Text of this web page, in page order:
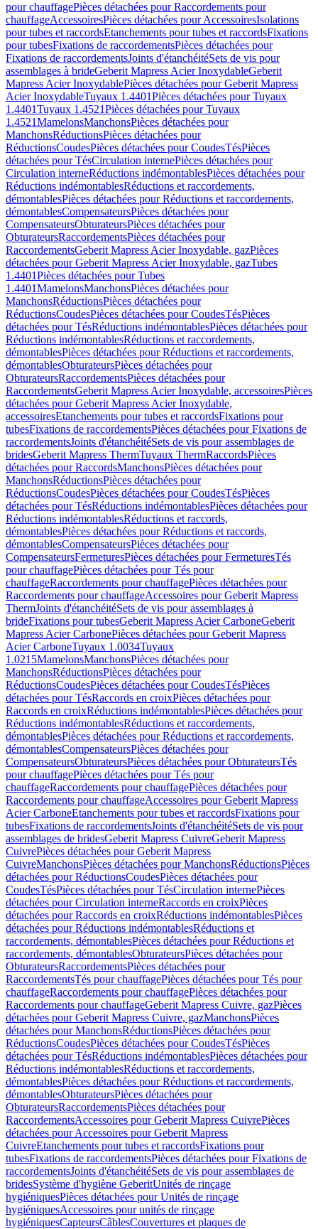
pour chauffagePièces détachées pour Raccordements pour
chauffageAccessoiresPièces détachées pour AccessoiresIsolations
pour tubes et raccordsEtanchements pour tubes et raccordsFixations
pour tubesFixations de raccordementsPièces détachées pour
Fixations de raccordementsJoints d'étanchéitéSets de vis pour
assemblages à brideGeberit Mapress Acier InoxydableGeberit
Mapress Acier InoxydablePièces détachées pour Geberit Mapress
Acier InoxydableTuyaux 1.4401Pièces détachées pour Tuyaux
1.4401Tuyaux 1.4521Pièces détachées pour Tuyaux
1.4521MamelonsManchonsPièces détachées pour
ManchonsRéductionsPièces détachées pour
RéductionsCoudesPièces détachées pour CoudesTésPièces
détachées pour TésCirculation internePièces détachées pour
Circulation interneRéductions indémontablesPièces détachées pour
Réductions indémontablesRéductions et raccordements,
démontablesPièces détachées pour Réductions et raccordements,
démontablesCompensateursPièces détachées pour
CompensateursObturateursPièces détachées pour
ObturateursRaccordementsPièces détachées pour
RaccordementsGeberit Mapress Acier Inoxydable, gazPièces
détachées pour Geberit Mapress Acier Inoxydable, gazTubes
1.4401Pièces détachées pour Tubes
1.4401MamelonsManchonsPièces détachées pour
ManchonsRéductionsPièces détachées pour
RéductionsCoudesPièces détachées pour CoudesTésPièces
détachées pour TésRéductions indémontablesPièces détachées pour
Réductions indémontablesRéductions et raccordements,
démontablesPièces détachées pour Réductions et raccordements,
démontablesObturateursPièces détachées pour
ObturateursRaccordementsPièces détachées pour
RaccordementsGeberit Mapress Acier Inoxydable, accessoiresPièces
détachées pour Geberit Mapress Acier Inoxydable,
accessoiresEtanchements pour tubes et raccordsFixations pour
tubesFixations de raccordementsPièces détachées pour Fixations de
raccordementsJoints d'étanchéitéSets de vis pour assemblages de
bridesGeberit Mapress ThermTuyaux ThermRaccordsPièces
détachées pour RaccordsManchonsPièces détachées pour
ManchonsRéductionsPièces détachées pour
RéductionsCoudesPièces détachées pour CoudesTésPièces
détachées pour TésRéductions indémontablesPièces détachées pour
Réductions indémontablesRéductions et raccords,
démontablesPièces détachées pour Réductions et raccords,
démontablesCompensateursPièces détachées pour
CompensateursFermeturesPièces détachées pour FermeturesTés
pour chauffagePièces détachées pour Tés pour
chauffageRaccordements pour chauffagePièces détachées pour
Raccordements pour chauffageAccessoires pour Geberit Mapress
ThermJoints d'étanchéitéSets de vis pour assemblages à
brideFixations pour tubesGeberit Mapress Acier CarboneGeberit
Mapress Acier CarbonePièces détachées pour Geberit Mapress
Acier CarboneTuyaux 1.0034Tuyaux
1.0215MamelonsManchonsPièces détachées pour
ManchonsRéductionsPièces détachées pour
RéductionsCoudesPièces détachées pour CoudesTésPièces
détachées pour TésRaccords en croixPièces détachées pour
Raccords en croixRéductions indémontablesPièces détachées pour
Réductions indémontablesRéductions et raccordements,
démontablesPièces détachées pour Réductions et raccordements,
démontablesCompensateursPièces détachées pour
CompensateursObturateursPièces détachées pour ObturateursTés
pour chauffagePièces détachées pour Tés pour
chauffageRaccordements pour chauffagePièces détachées pour
Raccordements pour chauffageAccessoires pour Geberit Mapress
Acier CarboneEtanchements pour tubes et raccordsFixations pour
tubesFixations de raccordementsJoints d'étanchéitéSets de vis pour
assemblages de bridesGeberit Mapress CuivreGeberit Mapress
CuivrePièces détachées pour Geberit Mapress
CuivreManchonsPièces détachées pour ManchonsRéductionsPièces
détachées pour RéductionsCoudesPièces détachées pour
CoudesTésPièces détachées pour TésCirculation internePièces
détachées pour Circulation interneRaccords en croixPièces
détachées pour Raccords en croixRéductions indémontablesPièces
détachées pour Réductions indémontablesRéductions et
raccordements, démontablesPièces détachées pour Réductions et
raccordements, démontablesObturateursPièces détachées pour
ObturateursRaccordementsPièces détachées pour
RaccordementsTés pour chauffagePièces détachées pour Tés pour
chauffageRaccordements pour chauffagePièces détachées pour
Raccordements pour chauffageGeberit Mapress Cuivre, gazPièces
détachées pour Geberit Mapress Cuivre, gazManchonsPièces
détachées pour ManchonsRéductionsPièces détachées pour
RéductionsCoudesPièces détachées pour CoudesTésPièces
détachées pour TésRéductions indémontablesPièces détachées pour
Réductions indémontablesRéductions et raccordements,
démontablesPièces détachées pour Réductions et raccordements,
démontablesObturateursPièces détachées pour
ObturateursRaccordementsPièces détachées pour
RaccordementsAccessoires pour Geberit Mapress CuivrePièces
détachées pour Accessoires pour Geberit Mapress
CuivreEtanchements pour tubes et raccordsFixations pour
tubesFixations de raccordementsPièces détachées pour Fixations de
raccordementsJoints d'étanchéitéSets de vis pour assemblages de
bridesSystème d'hygiène GeberitUnités de rinçage
hygiéniquesPièces détachées pour Unités de rinçage
hygiéniquesAccessoires pour unités de rinçage
hygiéniquesCapteursCâblesCouvertures et plaques de